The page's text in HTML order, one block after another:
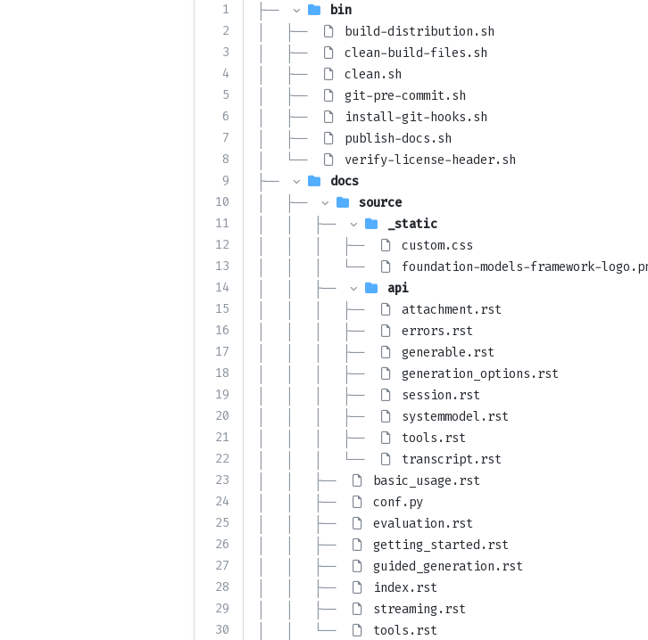
1
2
3
4
5
6
7
8
9
10
11
12
13
14
15
16
17
18
19
20
21
22
23
24
25
26
27
28
29
30
├──
bin
│   ├──
build-distribution.sh
│   ├──
clean-build-files.sh
│   ├──
clean.sh
│   ├──
git-pre-commit.sh
│   ├──
install-git-hooks.sh
│   ├──
publish-docs.sh
│   └──
verify-license-header.sh
├──
docs
│   ├──
source
│   │   ├──
_static
│   │   │   ├──
custom.css
│   │   │   └──
foundation-models-framework-
│   │   ├──
api
│   │   │   ├──
attachment.rst
│   │   │   ├──
errors.rst
│   │   │   ├──
generable.rst
│   │   │   ├──
generation_options.rst
│   │   │   ├──
session.rst
│   │   │   ├──
systemmodel.rst
│   │   │   ├──
tools.rst
│   │   │   └──
transcript.rst
│   │   ├──
basic_usage.rst
│   │   ├──
conf.py
│   │   ├──
evaluation.rst
│   │   ├──
getting_started.rst
│   │   ├──
guided_generation.rst
│   │   ├──
index.rst
│   │   ├──
streaming.rst
│   │   └──
tools.rst